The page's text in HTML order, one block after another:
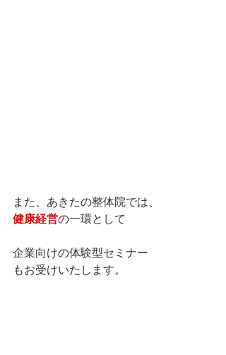
また、あきたの整体院では、
健康経営の一環として
企業向けの体験型セミナー
もお受けいたします。